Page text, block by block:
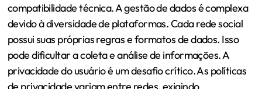
compatibilidade técnica. A gestão de dados é complexa
devido à diversidade de plataformas. Cada rede social
possui suas próprias regras e formatos de dados. Isso
pode dificultar a coleta e análise de informações. A
privacidade do usuário é um desafio crítico. As políticas